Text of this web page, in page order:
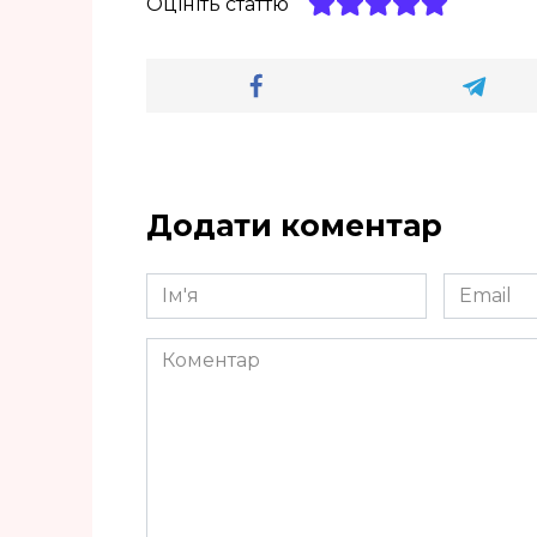
Додати коментар
Ім'я
*
Email
*
Коментар